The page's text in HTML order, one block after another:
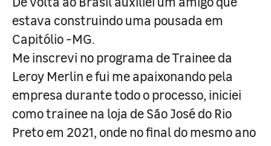
estava construindo uma pousada em
Capitólio -MG.
Me inscrevi no programa de Trainee da
Leroy Merlin e fui me apaixonando pela
empresa durante todo o processo, iniciei
como trainee na loja de São José do Rio
Preto em 2021, onde no final do mesmo ano